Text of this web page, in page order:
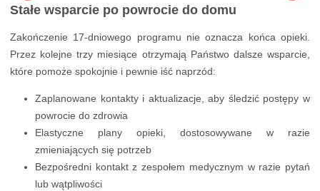
Stałe wsparcie po powrocie do domu
Zakończenie 17-dniowego programu nie oznacza końca opieki.
Przez kolejne trzy miesiące otrzymają Państwo dalsze wsparcie,
które pomoże spokojnie i pewnie iść naprzód:
Zaplanowane kontakty i aktualizacje, aby śledzić postępy w
powrocie do zdrowia
Elastyczne plany opieki, dostosowywane w razie
zmieniających się potrzeb
Bezpośredni kontakt z zespołem medycznym w razie pytań
lub wątpliwości